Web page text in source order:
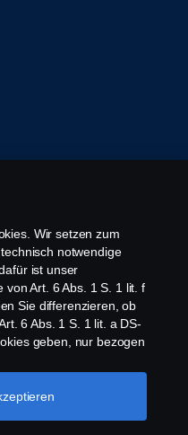
Wir setzen zum
notwendige
ist unser
von Art. 6 Abs. 1 S. 1 lit. f
Sie differenzieren, ob
6 Abs. 1 S. 1 lit. a DS-
geben, nur bezogen
kann jederzeit mit
Unsere Anbieter